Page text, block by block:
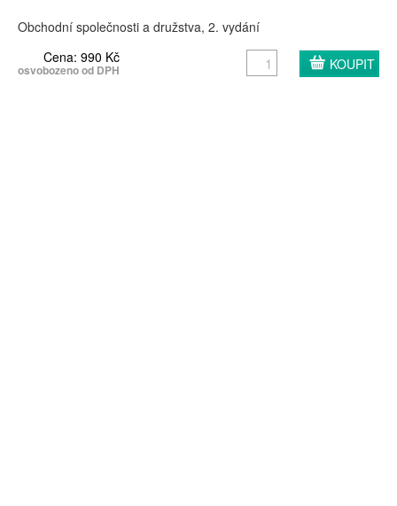
Obchodní společnosti a družstva, 2. vydání
Cena: 990 Kč
osvobozeno od DPH